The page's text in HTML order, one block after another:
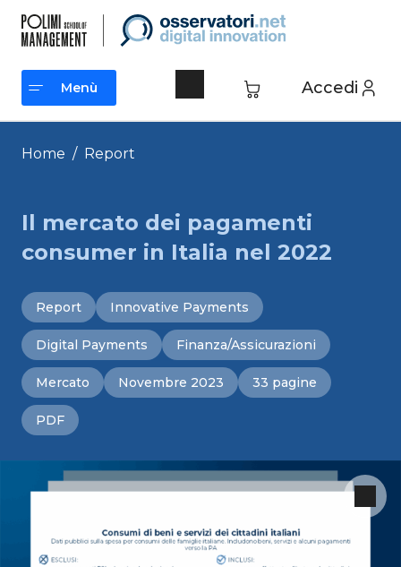
contenuto
Accedi
Menù
Menù
Home / Report
Il mercato dei pagamenti
consumer in Italia nel 2022
Report Innovative Payments
Digital Payments Finanza/Assicurazioni
Mercato Novembre 2023 33 pagine
PDF